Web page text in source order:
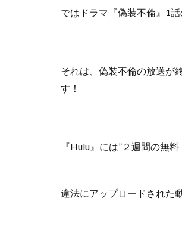
ではドラマ『偽装不倫』1
それは、偽装不倫の放送が
す！
『Hulu』には”２週間の無
違法にアップロードされた